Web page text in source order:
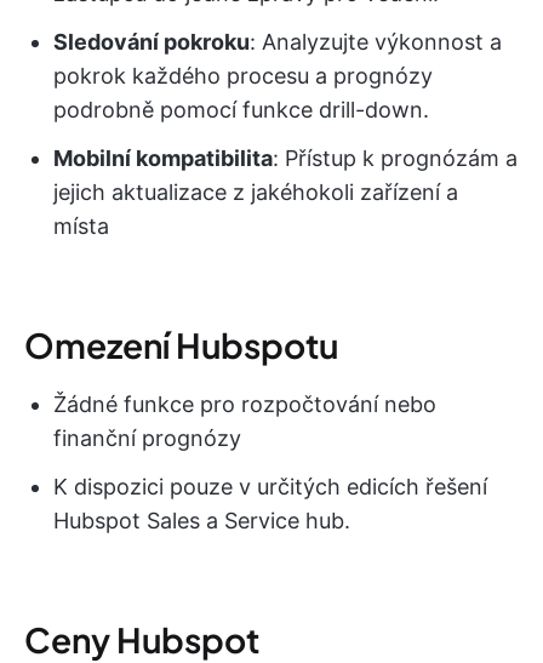
Sledování pokroku: Analyzujte výkonnost a
pokrok každého procesu a prognózy
podrobně pomocí funkce drill-down.
Mobilní kompatibilita: Přístup k prognózám a
jejich aktualizace z jakéhokoli zařízení a
místa
Omezení Hubspotu
Žádné funkce pro rozpočtování nebo
finanční prognózy
K dispozici pouze v určitých edicích řešení
Hubspot Sales a Service hub.
Ceny Hubspot